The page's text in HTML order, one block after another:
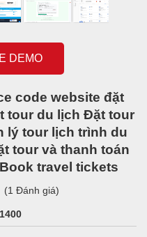
DEMO
code website đặt
tour du lịch Đặt tour
lý tour lịch trình du
tour và thanh toán
travel tickets
(1 Đánh giá)
1400